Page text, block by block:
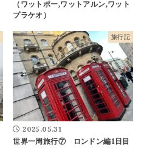
（ワットポー,ワットアルン,ワット
プラケオ）
旅行記
2025.05.31
世界一周旅行⑦ ロンドン編1日目